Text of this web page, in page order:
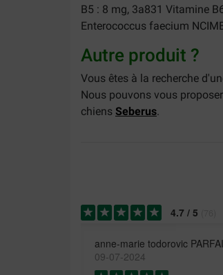
B5 : 8 mg, 3a831 Vitamine
Enterococcus faecium
Autre produit ?
Vous êtes à la recherche
Nous pouvons vous
chiens Seberus.
4.7 / 5
anne-marie todorovic
09-07-2024